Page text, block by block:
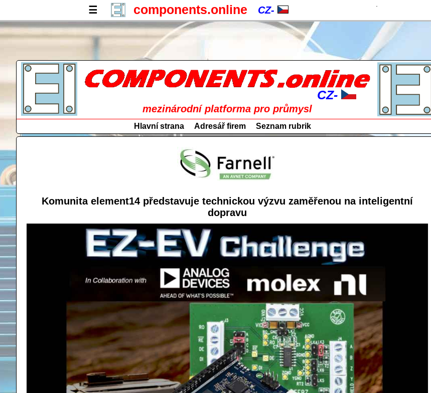
a
☰ components.online
EN-
RU-
DE-
HU-
CZ-
EN-
ES-
IT-
FR-
CZ-
mezinárodní platforma pro průmysl
Hlavní strana Adresář firem Seznam rubrik
Komunita element14 představuje technickou výzvu zaměřenou na inteligentní
dopravu